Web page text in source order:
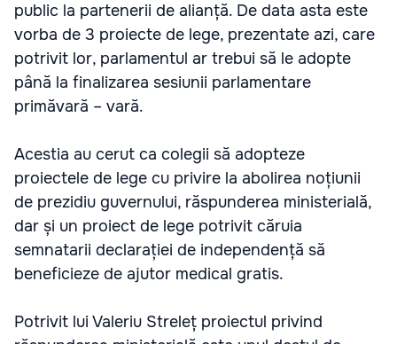
public la partenerii de alianță. De data asta este
vorba de 3 proiecte de lege, prezentate azi, care
potrivit lor, parlamentul ar trebui să le adopte
până la finalizarea sesiunii parlamentare
primăvară – vară.
Acestia au cerut ca colegii să adopteze
proiectele de lege cu privire la abolirea noțiunii
de prezidiu guvernului, răspunderea ministerială,
dar și un proiect de lege potrivit căruia
semnatarii declarației de independență să
beneficieze de ajutor medical gratis.
Potrivit lui Valeriu Streleț proiectul privind